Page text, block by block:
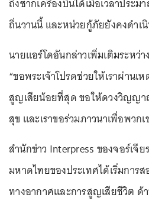
ถิ่นวานนี้ และหน่วยกู้ภัยยังคงดำเ
นายแอร์โดอันกล่าวเพิ่มเติมระหว่
“ขอพระเจ้าโปรดช่วยให้เราผ่าน
สูญเสียน้อยที่สุด ขอให้ดวงวิญญา
สุข และเราขอร่วมภาวนาเพื่อพวกเ
สำนักข่าว Interpress ของจอร์เจีย
มหาดไทยของประเทศได้เริ่มการ
ทางอากาศและการสูญเสียชีวิต ด้